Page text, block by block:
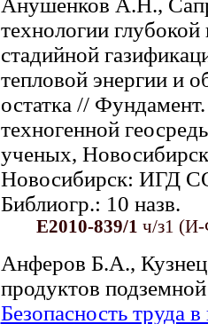
Анушенков А.Н.,
технологии
стадийной
тепловой энергии и
остатка //
техногенной
ученых,
Новосибирск: ИГД
Библиогр.: 10 назв.
Е2010-839/1 ч/з1
Анферов Б.А.,
продуктов
Безопасность труда